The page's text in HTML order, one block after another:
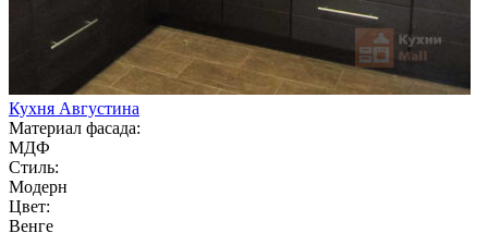
Кухня Августина
Материал фасада:
МДФ
Стиль:
Модерн
Цвет:
Венге